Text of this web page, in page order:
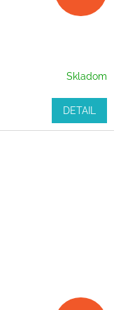
Skladom
DETAIL